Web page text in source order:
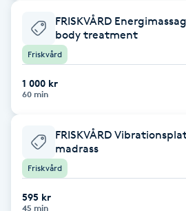
Fransborttagning
Fransförlängning
Fransförlängning Megavolym
FRISKVÅRD
body treatment
Friskvård
1 000 kr
60 min
FRISKVÅRD
madrass
Friskvård
595 kr
45 min